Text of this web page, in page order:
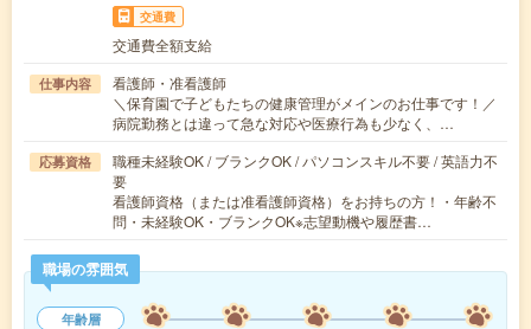
交通費
交通費全額支給
仕事内容
看護師・准看護師
＼保育園で子どもたちの健康管理がメインのお仕事です！／
病院勤務とは違って急な対応や医療行為も少なく、…
応募資格
職種未経験OK / ブランクOK / パソコンスキル不要 / 英語力不
要
看護師資格（または准看護師資格）をお持ちの方！・年齢不
問・未経験OK・ブランクOK※志望動機や履歴書…
職場の雰囲気
年齢層